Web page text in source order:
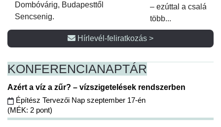
Dombóvárig, Budapesttől
Sencsenig.
– ezúttal a családi
több...
Hírlevél-feliratkozás >
KONFERENCIANAPTÁR
Azért a víz a zűr? – vízszigetelések rendszerben
Építész Tervezői Nap szeptember 17-én
(MÉK: 2 pont)